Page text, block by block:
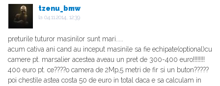
tzenu_bmw
la 04.11.2014, 12:39
preturile tuturor masinilor sunt mari.....
acum cativa ani cand au inceput masinile sa fie echipate(optional)cu
camere pt. marsalier acestea aveau un pret de 300-400 euro!!!!!!!!
400 euro pt. ce????o camera de 2Mp,5 metri de fir si un buton?????
poi chestile astea costa 50 de euro in total daca e sa calculam in